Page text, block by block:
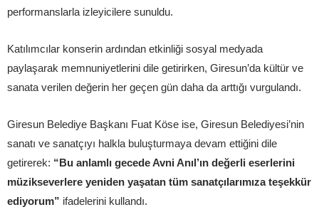
performanslarla izleyicilere sunuldu.
Katılımcılar konserin ardından etkinliği sosyal medyada
paylaşarak memnuniyetlerini dile getirirken, Giresun’da kültür ve
sanata verilen değerin her geçen gün daha da arttığı vurgulandı.
Giresun Belediye Başkanı Fuat Köse ise, Giresun Belediyesi’nin
sanatı ve sanatçıyı halkla buluşturmaya devam ettiğini dile
getirerek: “Bu anlamlı gecede Avni Anıl’ın değerli eserlerini
müzikseverlere yeniden yaşatan tüm sanatçılarımıza teşekkür
ediyorum” ifadelerini kullandı.